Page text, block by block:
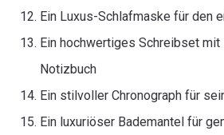
Ein Luxus-Schlafmaske für den
Ein hochwertiges Schreibset
Notizbuch
Ein stilvoller Chronograph für
Ein luxuriöser Bademantel für